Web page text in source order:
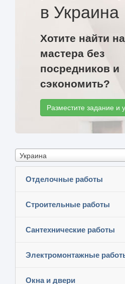
в Украина
Хотите найти
мастера без
посредников и
сэкономить?
Разместите задание и
Украина
Отделочные работы
Строительные работы
Сантехнические работы
Электромонтажные
Окна и двери